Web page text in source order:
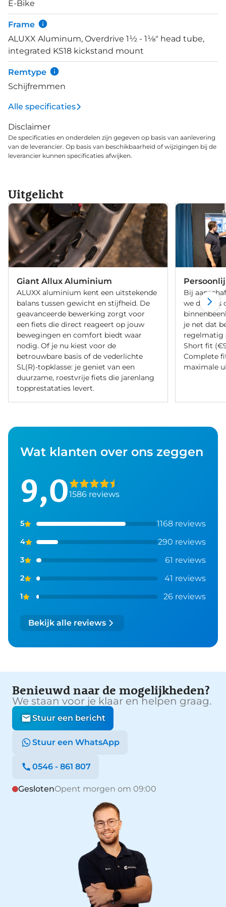
voorvork. De Axa Blueline 30Lux koplamp en tevens
Axa Bleuline achterlamp geven je uitstekende
zichtbaarheid en zicht aan de voorzijde. Het verschil
tussen de Explore E+ 2 en Explore E+ 2 D is het
display. Deze 2 D is voorzien van 2-in-1 RideControl
Dash bediening en display.
E-Bike
Frame
ALUXX Aluminum, Overdrive 1½ - 1⅛" head tube,
integrated KS18 kickstand mount
Remtype
Schijfremmen
Alle specificaties
Disclaimer
De specificaties en onderdelen zijn gegeven op basis van aanlevering
van de leverancier. Op basis van beschikbaarheid of wijzigingen bij de
leverancier kunnen specificaties afwijken.
Uitgelicht
Giant Allux Aluminium
ALUXX aluminium kent een uitstekende
balans tussen gewicht en stijfheid. De
geavanceerde bewerking zorgt voor
een fiets die direct reageert op jouw
bewegingen en comfort biedt waar
nodig. Of je nu kiest voor de
betrouwbare basis of de vederlichte
SL(R)-topklasse: je geniet van een
duurzame, roestvrije fiets die jarenlang
topprestataties levert.
Bij
we de fiets
je net dat
regelmatig
Short fit
Complete
maximale
Wat klanten over ons zeggen
9,01586 reviews
5 1168 reviews
4 290 reviews
3 61 reviews
2 41 reviews
1 26 reviews
Bekijk alle reviews
Benieuwd naar de mogelijkheden?
We staan voor je klaar en helpen graag.
Stuur een bericht
Stuur een WhatsApp
0546 - 861 807
GeslotenOpent morgen om 09:00